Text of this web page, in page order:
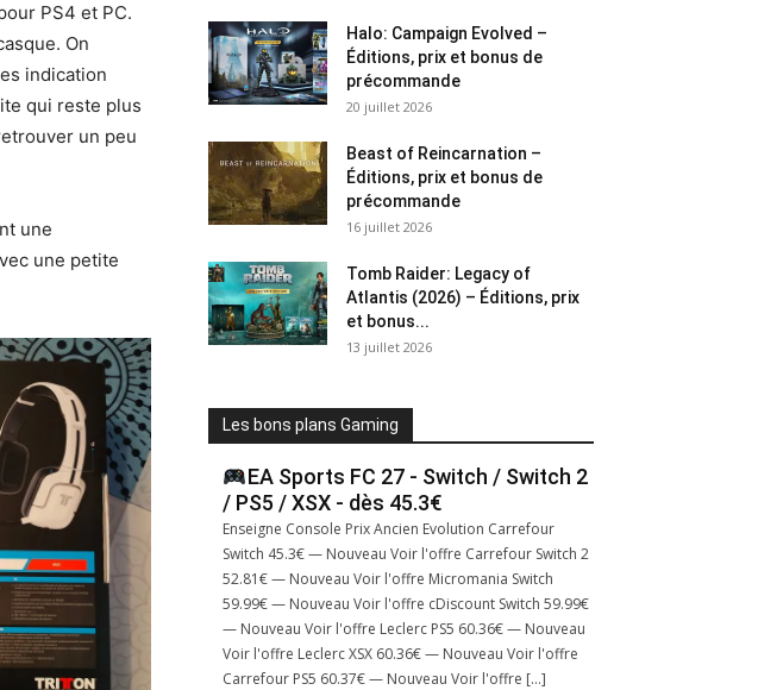
PS4 et PC.
On
indication
qui reste plus
un peu
une
une petite
Halo: Campaign Evolved –
Éditions, prix et bonus de
précommande
20 juillet 2026
Beast of Reincarnation –
Éditions, prix et bonus de
précommande
16 juillet 2026
Tomb Raider: Legacy of
Atlantis (2026) – Éditions, prix
et bonus...
13 juillet 2026
Les bons plans Gaming
EA Sports FC 27 - Switch / Switch 2
/ PS5 / XSX - dès 45.3€
Enseigne Console Prix Ancien Evolution Carrefour
Switch 45.3€ — Nouveau Voir l'offre Carrefour Switch 2
52.81€ — Nouveau Voir l'offre Micromania Switch
59.99€ — Nouveau Voir l'offre cDiscount Switch 59.99€
— Nouveau Voir l'offre Leclerc PS5 60.36€ — Nouveau
Voir l'offre Leclerc XSX 60.36€ — Nouveau Voir l'offre
Carrefour PS5 60.37€ — Nouveau Voir l'offre […]